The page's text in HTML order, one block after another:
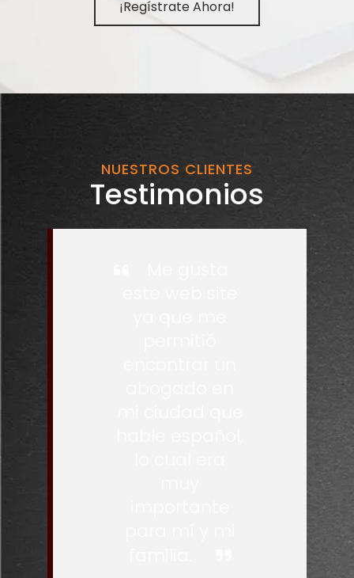
¡Regístrate Ahora!
NUESTROS CLIENTES
Testimonios